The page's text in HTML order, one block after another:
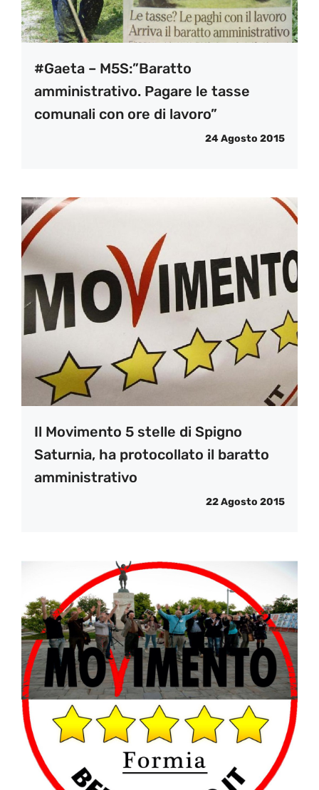
#Gaeta – M5S:”Baratto
amministrativo. Pagare le tasse
comunali con ore di lavoro”
24 Agosto 2015
Il Movimento 5 stelle di Spigno
Saturnia, ha protocollato il baratto
amministrativo
22 Agosto 2015